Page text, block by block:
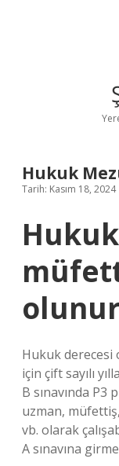
Hukuk
Tarih: Kasım 18, 2024
Hukuk derecesi
için çift sayılı
B sınavında P3
uzman,
vb. olarak
A sınavına